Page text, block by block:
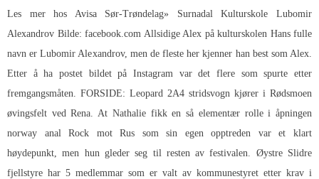
Les mer hos Avisa Sør-Trøndelag» Surnadal Kulturskole Lubomir
Alexandrov Bilde: facebook.com Allsidige Alex på kulturskolen Hans fulle
navn er Lubomir Alexandrov, men de fleste her kjenner han best som Alex.
Etter å ha postet bildet på Instagram var det flere som spurte etter
fremgangsmåten. FORSIDE: Leopard 2A4 stridsvogn kjører i Rødsmoen
øvingsfelt ved Rena. At Nathalie fikk en så elementær rolle i åpningen
norway anal Rock mot Rus som sin egen opptreden var et klart
høydepunkt, men hun gleder seg til resten av festivalen. Øystre Slidre
fjellstyre har 5 medlemmar som er valt av kommunestyret etter krav i